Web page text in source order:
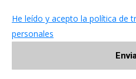
He leído y acepto la política de
personales